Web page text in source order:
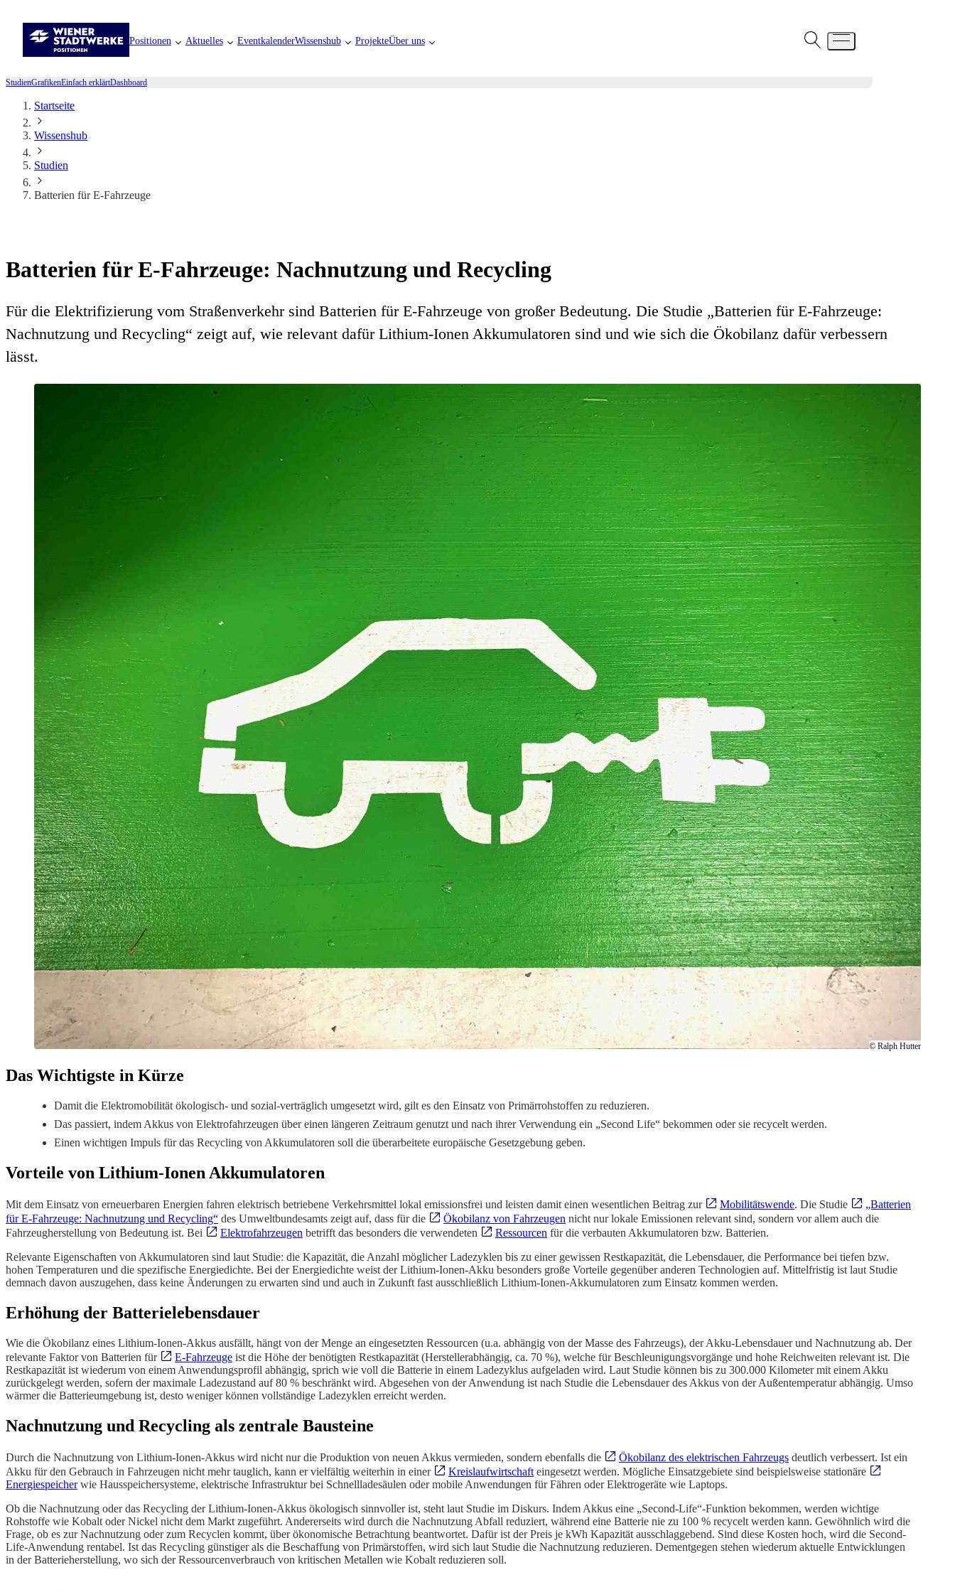
Positionen Aktuelles EventkalenderWissenshub ProjekteÜber uns
StudienGrafikenEinfach erklärtDashboard
Startseite
Wissenshub
Studien
Batterien für E-Fahrzeuge
Batterien für E-Fahrzeuge: Nachnutzung und Recycling
Für die Elektrifizierung vom Straßenverkehr sind Batterien für E-Fahrzeuge von großer Bedeutung. Die Studie „Batterien für E-Fahrzeuge:
Nachnutzung und Recycling“ zeigt auf, wie relevant dafür Lithium-Ionen Akkumulatoren sind und wie sich die Ökobilanz dafür verbessern
lässt.
© Ralph Hutter
Das Wichtigste in Kürze
Damit die Elektromobilität ökologisch- und sozial-verträglich umgesetzt wird, gilt es den Einsatz von Primärrohstoffen zu reduzieren.
Das passiert, indem Akkus von Elektrofahrzeugen über einen längeren Zeitraum genutzt und nach ihrer Verwendung ein „Second Life“ bekommen oder sie recycelt werden.
Einen wichtigen Impuls für das Recycling von Akkumulatoren soll die überarbeitete europäische Gesetzgebung geben.
Vorteile von Lithium-Ionen Akkumulatoren
Mit dem Einsatz von erneuerbaren Energien fahren elektrisch betriebene Verkehrsmittel lokal emissionsfrei und leisten damit einen wesentlichen Beitrag zur Mobilitätswende. Die Studie
„Batterien
für E-Fahrzeuge: Nachnutzung und Recycling“ des Umweltbundesamts zeigt auf, dass für die Ökobilanz von Fahrzeugen nicht nur lokale Emissionen relevant sind, sondern vor allem auch die
Fahrzeugherstellung von Bedeutung ist. Bei
Elektrofahrzeugen betrifft das besonders die verwendeten Ressourcen für die verbauten Akkumulatoren bzw. Batterien.
Relevante Eigenschaften von Akkumulatoren sind laut Studie: die Kapazität, die Anzahl möglicher Ladezyklen bis zu einer gewissen Restkapazität, die Lebensdauer, die Performance bei tiefen bzw.
hohen Temperaturen und die spezifische Energiedichte. Bei der Energiedichte weist der Lithium-Ionen-Akku besonders große Vorteile gegenüber anderen Technologien auf. Mittelfristig ist laut Studie
demnach davon auszugehen, dass keine Änderungen zu erwarten sind und auch in Zukunft fast ausschließlich Lithium-Ionen-Akkumulatoren zum Einsatz kommen werden.
Erhöhung der Batterielebensdauer
Wie die Ökobilanz eines Lithium-Ionen-Akkus ausfällt, hängt von der Menge an eingesetzten Ressourcen (u.a. abhängig von der Masse des Fahrzeugs), der Akku-Lebensdauer und Nachnutzung ab. Der
relevante Faktor von Batterien für
E-Fahrzeuge ist die Höhe der benötigten Restkapazität (Herstellerabhängig, ca. 70 %), welche für Beschleunigungsvorgänge und hohe Reichweiten relevant ist. Die
Restkapazität ist wiederum von einem Anwendungsprofil abhängig, sprich wie voll die Batterie in einem Ladezyklus aufgeladen wird. Laut Studie können bis zu 300.000 Kilometer mit einem Akku
zurückgelegt werden, sofern der maximale Ladezustand auf 80 % beschränkt wird. Abgesehen von der Anwendung ist nach Studie die Lebensdauer des Akkus von der Außentemperatur abhängig. Umso
wärmer die Batterieumgebung ist, desto weniger können vollständige Ladezyklen erreicht werden.
Nachnutzung und Recycling als zentrale Bausteine
Durch die Nachnutzung von Lithium-Ionen-Akkus wird nicht nur die Produktion von neuen Akkus vermieden, sondern ebenfalls die Ökobilanz des elektrischen Fahrzeugs deutlich verbessert. Ist ein
Akku für den Gebrauch in Fahrzeugen nicht mehr tauglich, kann er vielfältig weiterhin in einer
Kreislaufwirtschaft eingesetzt werden. Mögliche Einsatzgebiete sind beispielsweise stationäre
Energiespeicherwie Hausspeichersysteme, elektrische Infrastruktur bei Schnellladesäulen oder mobile Anwendungen für Fähren oder Elektrogeräte wie Laptops.
Ob die Nachnutzung oder das Recycling der Lithium-Ionen-Akkus ökologisch sinnvoller ist, steht laut Studie im Diskurs. Indem Akkus eine „Second-Life“-Funktion bekommen, werden wichtige
Rohstoffe wie Kobalt oder Nickel nicht dem Markt zugeführt. Andererseits wird durch die Nachnutzung Abfall reduziert, während eine Batterie nie zu 100 % recycelt werden kann. Gewöhnlich wird die
Frage, ob es zur Nachnutzung oder zum Recyclen kommt, über ökonomische Betrachtung beantwortet. Dafür ist der Preis je kWh Kapazität ausschlaggebend. Sind diese Kosten hoch, wird die Second-
Life-Anwendung rentabel. Ist das Recycling günstiger als die Beschaffung von Primärstoffen, wird sich laut Studie die Nachnutzung reduzieren. Dementgegen stehen wiederum aktuelle Entwicklungen
in der Batterieherstellung, wo sich der Ressourcenverbrauch von kritischen Metallen wie Kobalt reduzieren soll.